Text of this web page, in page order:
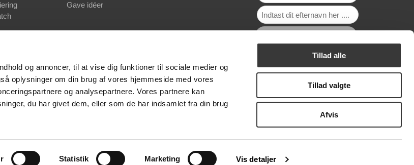
og annoncer, til at vise dig funktioner til sociale medier og
oplysninger om din brug af vores hjemmeside med vores
og analysepartnere. Vores partnere kan
du har givet dem, eller som de har indsamlet fra din brug
Statistik Marketing Vis detaljer
Tillad alle
Tillad valgte
Afvis
Gave idéer